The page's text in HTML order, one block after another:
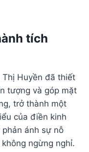
tích
Huyền đã thiết
tượng và góp mặt
trở thành một
của điền kinh
ánh sự nỗ
ngừng nghỉ.